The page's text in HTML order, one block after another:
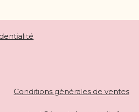
Conditions générales de ventes